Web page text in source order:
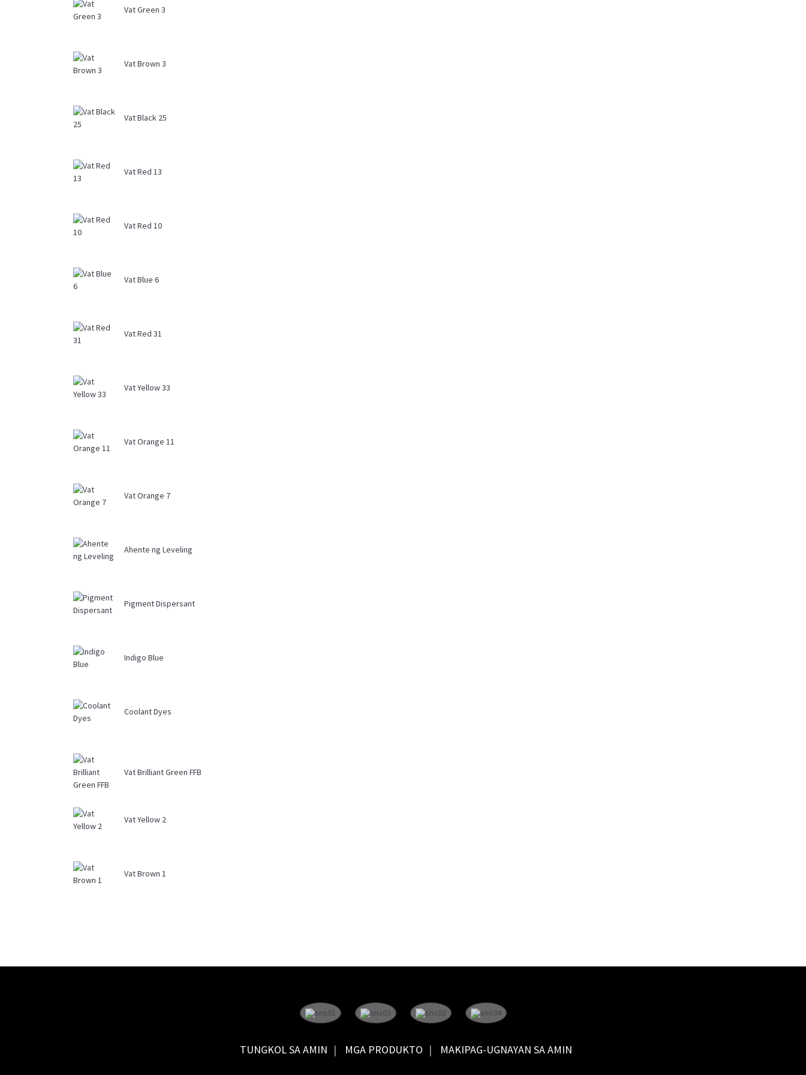
Vat Green 3
Vat Brown 3
Vat Black 25
Vat Red 13
Vat Red 10
Vat Blue 6
Vat Red 31
Vat Yellow 33
Vat Orange 11
Vat Orange 7
Ahente ng Leveling
Pigment Dispersant
Indigo Blue
Coolant Dyes
Vat Brilliant Green FFB
Vat Yellow 2
Vat Brown 1
TUNGKOL SA AMIN MGA PRODUKTO MAKIPAG-UGNAYAN SA AMIN